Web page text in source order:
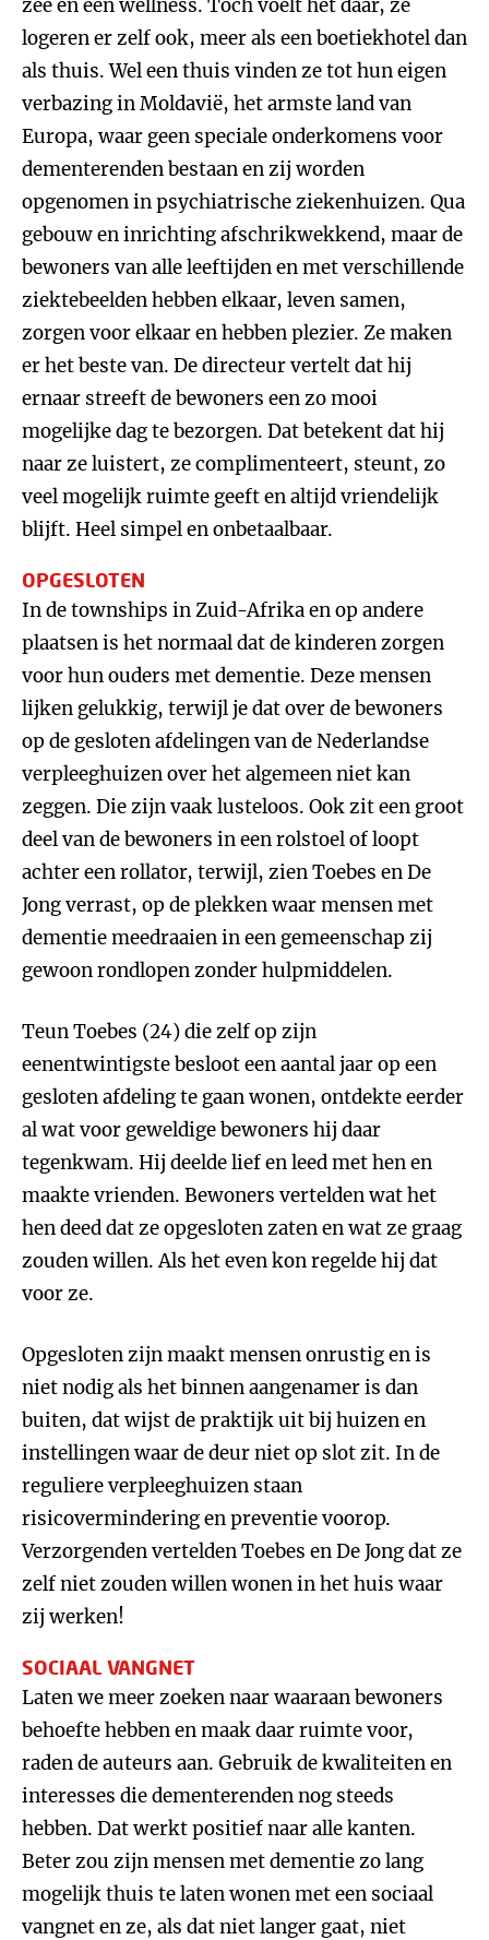
zee en een wellness. Toch voelt het daar, ze
logeren er zelf ook, meer als een boetiekhotel dan
als thuis. Wel een thuis vinden ze tot hun eigen
verbazing in Moldavië, het armste land van
Europa, waar geen speciale onderkomens voor
dementerenden bestaan en zij worden
opgenomen in psychiatrische ziekenhuizen. Qua
gebouw en inrichting afschrikwekkend, maar de
bewoners van alle leeftijden en met verschillende
ziektebeelden hebben elkaar, leven samen,
zorgen voor elkaar en hebben plezier. Ze maken
er het beste van. De directeur vertelt dat hij
ernaar streeft de bewoners een zo mooi
mogelijke dag te bezorgen. Dat betekent dat hij
naar ze luistert, ze complimenteert, steunt, zo
veel mogelijk ruimte geeft en altijd vriendelijk
blijft. Heel simpel en onbetaalbaar.
OPGESLOTEN
In de townships in Zuid-Afrika en op andere
plaatsen is het normaal dat de kinderen zorgen
voor hun ouders met dementie. Deze mensen
lijken gelukkig, terwijl je dat over de bewoners
op de gesloten afdelingen van de Nederlandse
verpleeghuizen over het algemeen niet kan
zeggen. Die zijn vaak lusteloos. Ook zit een groot
deel van de bewoners in een rolstoel of loopt
achter een rollator, terwijl, zien Toebes en De
Jong verrast, op de plekken waar mensen met
dementie meedraaien in een gemeenschap zij
gewoon rondlopen zonder hulpmiddelen.
Teun Toebes (24) die zelf op zijn
eenentwintigste besloot een aantal jaar op een
gesloten afdeling te gaan wonen, ontdekte eerder
al wat voor geweldige bewoners hij daar
tegenkwam. Hij deelde lief en leed met hen en
maakte vrienden. Bewoners vertelden wat het
hen deed dat ze opgesloten zaten en wat ze graag
zouden willen. Als het even kon regelde hij dat
voor ze.
Opgesloten zijn maakt mensen onrustig en is
niet nodig als het binnen aangenamer is dan
buiten, dat wijst de praktijk uit bij huizen en
instellingen waar de deur niet op slot zit. In de
reguliere verpleeghuizen staan
risicovermindering en preventie voorop.
Verzorgenden vertelden Toebes en De Jong dat ze
zelf niet zouden willen wonen in het huis waar
zij werken!
SOCIAAL VANGNET
Laten we meer zoeken naar waaraan bewoners
behoefte hebben en maak daar ruimte voor,
raden de auteurs aan. Gebruik de kwaliteiten en
interesses die dementerenden nog steeds
hebben. Dat werkt positief naar alle kanten.
Beter zou zijn mensen met dementie zo lang
mogelijk thuis te laten wonen met een sociaal
vangnet en ze, als dat niet langer gaat, niet